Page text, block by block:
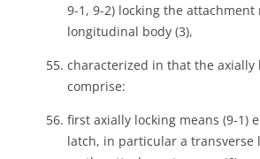
9-1, 9-2) locking the attachment
longitudinal body (3),
characterized in that the axially
comprise:
first axially locking means (9-1)
latch, in particular a transverse